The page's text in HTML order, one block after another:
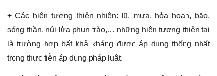
+ Các hiện tượng thiên nhiên: lũ, mưa, hỏa hoạn, bão,
sóng thần, núi lửa phun trào,… những hiện tượng thiên tai
là trường hợp bất khả kháng được áp dụng thống nhất
trong thực tiễn áp dụng pháp luật.